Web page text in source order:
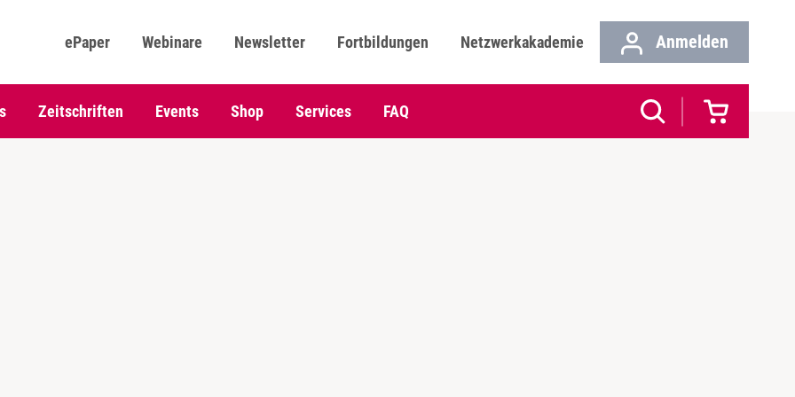
ePaper Webinare Newsletter Fortbildungen Netzwerkakademie Anmelden
Zeitschriften Events Shop Services FAQ